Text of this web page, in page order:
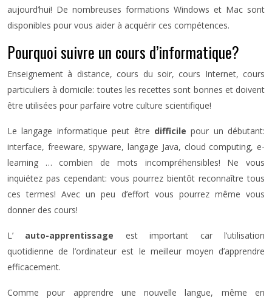
aujourd’hui! De nombreuses formations Windows et Mac sont
disponibles pour vous aider à acquérir ces compétences.
Pourquoi suivre un cours d’informatique?
Enseignement à distance, cours du soir, cours Internet, cours
particuliers à domicile: toutes les recettes sont bonnes et doivent
être utilisées pour parfaire votre culture scientifique!
Le langage informatique peut être difficile pour un débutant:
interface, freeware, spyware, langage Java, cloud computing, e-
learning … combien de mots incompréhensibles! Ne vous
inquiétez pas cependant: vous pourrez bientôt reconnaître tous
ces termes! Avec un peu d’effort vous pourrez même vous
donner des cours!
L’ auto-apprentissage est important car l’utilisation
quotidienne de l’ordinateur est le meilleur moyen d’apprendre
efficacement.
Comme pour apprendre une nouvelle langue, même en